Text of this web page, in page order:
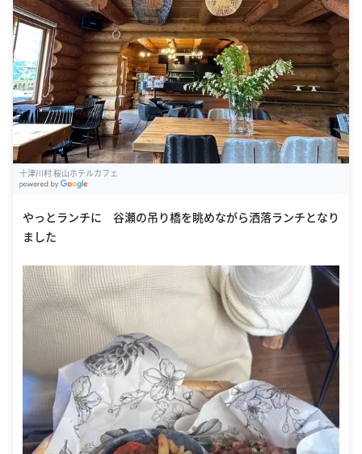
十津川村 桜山ホテルカフェ
やっとランチに 谷瀬の吊り橋を眺めながら洒落ランチとなり
ました